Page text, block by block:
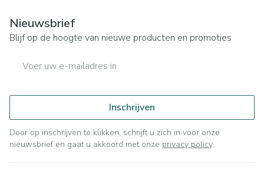
Nieuwsbrief
Blijf op de hoogte van nieuwe producten en promoties
Inschrijven
Door op inschrijven te klikken, schrijft u zich in voor onze
nieuwsbrief en gaat u akkoord met onze privacy policy.